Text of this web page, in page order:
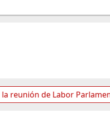
de Labor Parlamentaria